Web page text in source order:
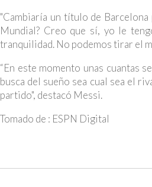
"Cambiaría un título de
Mundial? Creo que sí, yo le
tranquilidad. No podemos tirar el
“En este momento unas cuantas
busca del sueño sea cual sea el
partido", destacó Messi.
Tomado de : ESPN Digital